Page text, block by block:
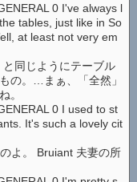
0 I've always l
tables, just like in So
at least not very em
同じようにテーブル
の。…まぁ、「全然」
。
0 I used to st
It's such a lovely cit
よ。 Bruiant 夫妻の所